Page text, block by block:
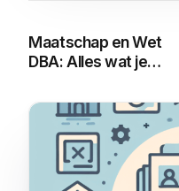
Maatschap en Wet
DBA: Alles wat je
You may also like